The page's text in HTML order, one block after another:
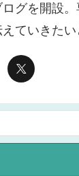
グを開設
ていきたい